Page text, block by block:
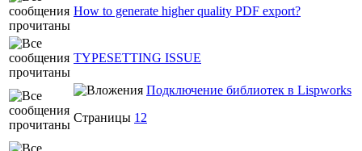
How to generate higher quality PDF export?
TYPESETTING ISSUE
Подключение библиотек в Lispworks
Страницы 1 2